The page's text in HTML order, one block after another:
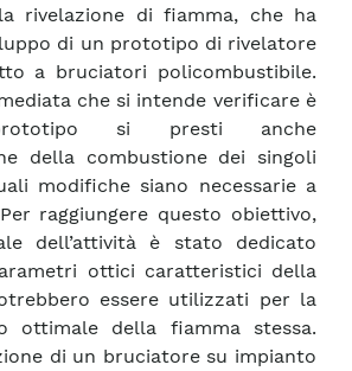
rivelazione di fiamma, che ha
di un prototipo di rivelatore
a bruciatori policombustibile.
che si intende verificare è
si presti anche
della combustione dei singoli
modifiche siano necessarie a
raggiungere questo obiettivo,
dell’attività è stato dedicato
ottici caratteristici della
essere utilizzati per la
ottimale della fiamma stessa.
di un bruciatore su impianto